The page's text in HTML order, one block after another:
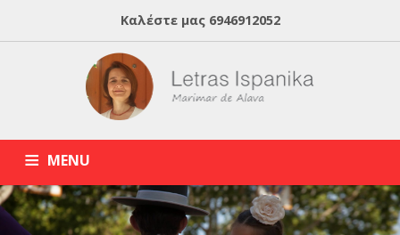
Καλέστε μας 6946912052
MENU
HOME ABOUT MARIMAR ΙΣΠΑΝΙΚΑ ONLINE BLOG